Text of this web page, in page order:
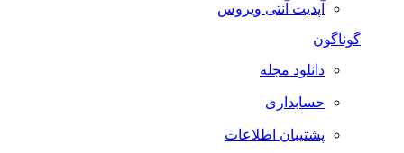
آپدیت آنتی ویروس
گوناگون
دانلود مجله
حسابداری
پشتیبان اطلاعات